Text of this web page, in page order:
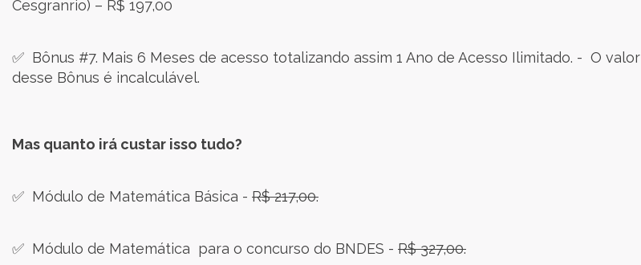
Cesgranrio) – R$ 197,00
✅ Bônus #7. Mais 6 Meses de acesso totalizando assim 1 Ano de Acesso Ilimitado. - O valor
desse Bônus é incalculável.
Mas quanto irá custar isso tudo?
✅ Módulo de Matemática Básica - R$ 217,00.
✅ Módulo de Matemática para o concurso do BNDES - R$ 327,00.